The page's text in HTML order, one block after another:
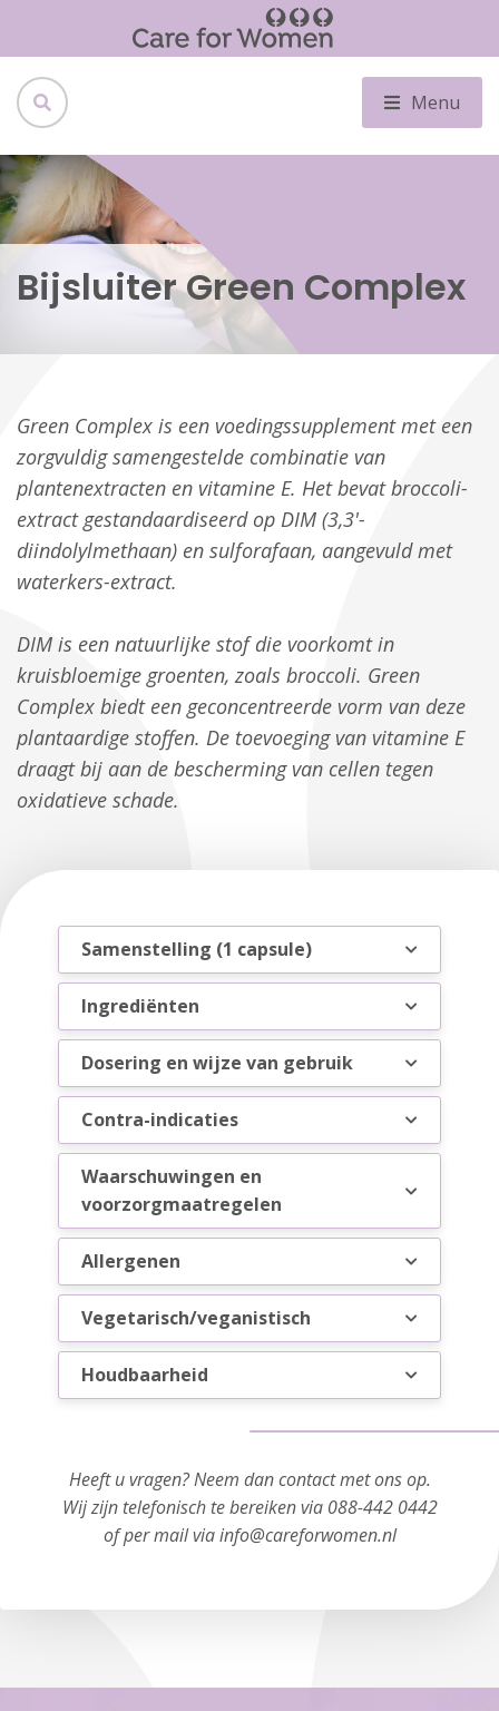
Menu
Bijsluiter Green Complex
Green Complex is een voedingssupplement met een
zorgvuldig samengestelde combinatie van
plantenextracten en vitamine E. Het bevat broccoli-
extract gestandaardiseerd op DIM (3,3'-
diindolylmethaan) en sulforafaan, aangevuld met
waterkers-extract.
DIM is een natuurlijke stof die voorkomt in
kruisbloemige groenten, zoals broccoli. Green
Complex biedt een geconcentreerde vorm van deze
plantaardige stoffen. De toevoeging van vitamine E
draagt bij aan de bescherming van cellen tegen
oxidatieve schade.
Samenstelling (1 capsule)
Ingrediënten
Dosering en wijze van gebruik
Contra-indicaties
Waarschuwingen en
voorzorgmaatregelen
Allergenen
Vegetarisch/veganistisch
Houdbaarheid
Heeft u vragen? Neem dan contact met ons op.
Wij zijn telefonisch te bereiken via 088-442 0442
of per mail via info@careforwomen.nl